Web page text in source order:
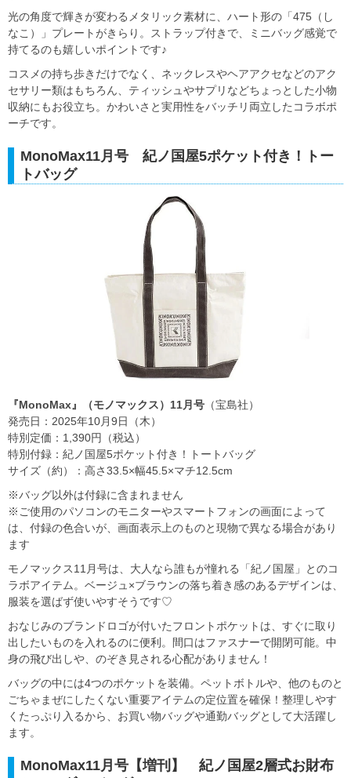
光の角度で輝きが変わるメタリック素材に、ハート形の「475（し
なこ）」プレートがきらり。ストラップ付きで、ミニバッグ感覚で
持てるのも嬉しいポイントです♪
コスメの持ち歩きだけでなく、ネックレスやヘアアクセなどのアク
セサリー類はもちろん、ティッシュやサプリなどちょっとした小物
収納にもお役立ち。かわいさと実用性をバッチリ両立したコラボポ
ーチです。
MonoMax11月号 紀ノ国屋5ポケット付き！トー
トバッグ
『MonoMax』（モノマックス）11月号 （宝島社）
発売日：2025年10月9日（木）
特別定価：1,390円（税込）
特別付録：紀ノ国屋5ポケット付き！トートバッグ
サイズ（約）：高さ33.5×幅45.5×マチ12.5cm
※バッグ以外は付録に含まれません
※ご使用のパソコンのモニターやスマートフォンの画面によって
は、付録の色合いが、画面表示上のものと現物で異なる場合があり
ます
モノマックス11月号は、大人なら誰もが憧れる「紀ノ国屋」とのコ
ラボアイテム。ベージュ×ブラウンの落ち着き感のあるデザインは、
服装を選ばず使いやすそうです♡
おなじみのブランドロゴが付いたフロントポケットは、すぐに取り
出したいものを入れるのに便利。間口はファスナーで開閉可能。中
身の飛び出しや、のぞき見される心配がありません！
バッグの中には4つのポケットを装備。ペットボトルや、他のものと
ごちゃまぜにしたくない重要アイテムの定位置を確保！整理しやす
くたっぷり入るから、お買い物バッグや通勤バッグとして大活躍し
ます。
MonoMax11月号【増刊】 紀ノ国屋2層式お財布